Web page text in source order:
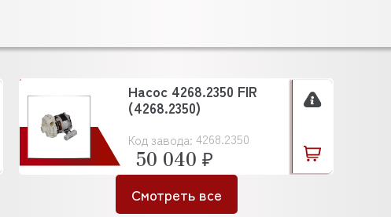
Код завода: 4268.2350
Насос 4268.2350 FIR
(4268.2350)
50 040 ₽
Смотреть все